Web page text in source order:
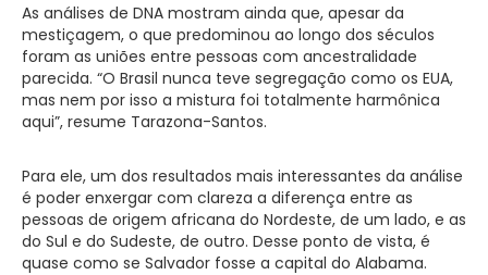
As análises de DNA mostram ainda que, apesar da
mestiçagem, o que predominou ao longo dos séculos
foram as uniões entre pessoas com ancestralidade
parecida. “O Brasil nunca teve segregação como os EUA,
mas nem por isso a mistura foi totalmente harmônica
aqui”, resume Tarazona-Santos.
Para ele, um dos resultados mais interessantes da análise
é poder enxergar com clareza a diferença entre as
pessoas de origem africana do Nordeste, de um lado, e as
do Sul e do Sudeste, de outro. Desse ponto de vista, é
quase como se Salvador fosse a capital do Alabama.